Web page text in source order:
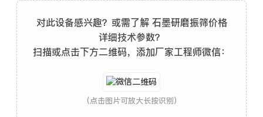
对此设备感兴趣？或需了解 石墨研磨振筛价格
详细技术参数？
扫描或点击下方二维码，添加厂家工程师微信：
(点击图片可放大长按识别)